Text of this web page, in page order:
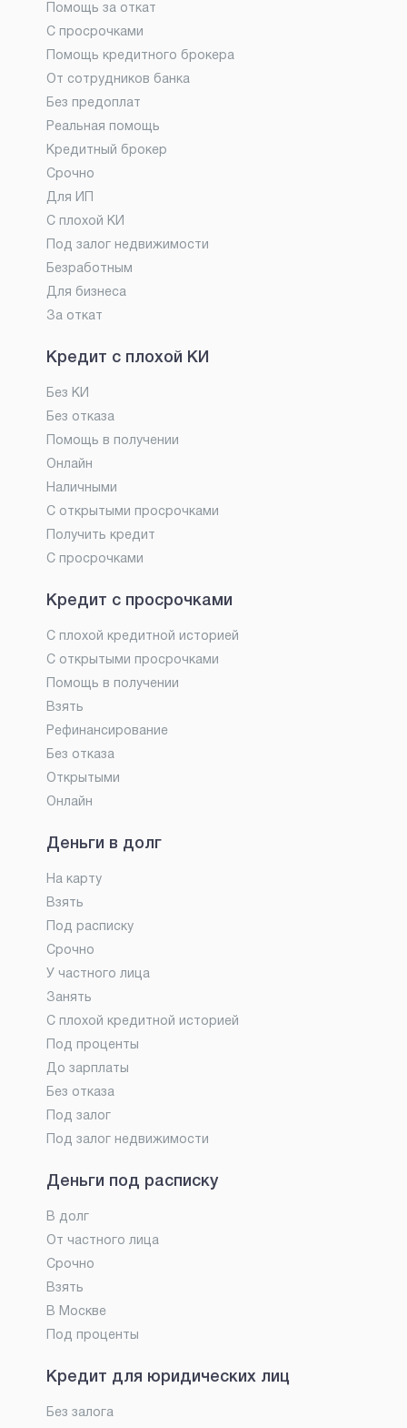
Помощь за откат
С просрочками
Помощь кредитного брокера
От сотрудников банка
Без предоплат
Реальная помощь
Кредитный брокер
Срочно
Для ИП
С плохой КИ
Под залог недвижимости
Безработным
Для бизнеса
За откат
Кредит с плохой КИ
Без КИ
Без отказа
Помощь в получении
Онлайн
Наличными
С открытыми просрочками
Получить кредит
С просрочками
Кредит с просрочками
С плохой кредитной историей
С открытыми просрочками
Помощь в получении
Взять
Рефинансирование
Без отказа
Открытыми
Онлайн
Деньги в долг
На карту
Взять
Под расписку
Срочно
У частного лица
Занять
С плохой кредитной историей
Под проценты
До зарплаты
Без отказа
Под залог
Под залог недвижимости
Деньги под расписку
В долг
От частного лица
Срочно
Взять
В Москве
Под проценты
Кредит для юридических лиц
Без залога